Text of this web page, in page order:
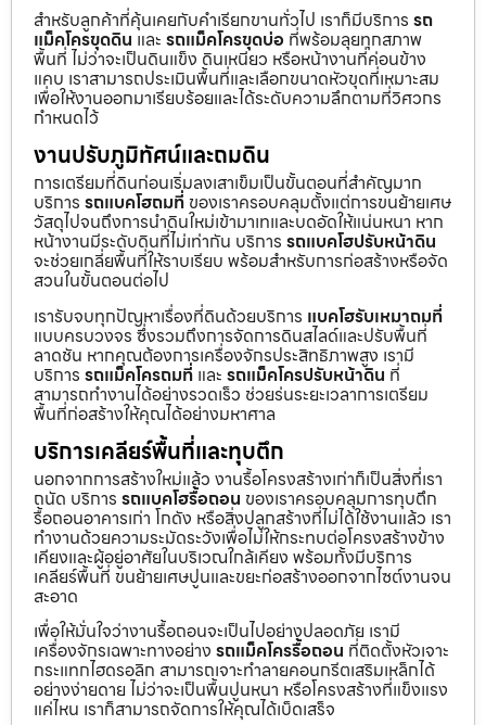
สำหรับลูกค้าที่คุ้นเคยกับคำเรียกขานทั่วไป เราก็มีบริการ รถ
แม็คโครขุดดิน และ รถแม็คโครขุดบ่อ ที่พร้อมลุยทุกสภาพ
พื้นที่ ไม่ว่าจะเป็นดินแข็ง ดินเหนียว หรือหน้างานที่ค่อนข้าง
แคบ เราสามารถประเมินพื้นที่และเลือกขนาดหัวขุดที่เหมาะสม
เพื่อให้งานออกมาเรียบร้อยและได้ระดับความลึกตามที่วิศวกร
กำหนดไว้
งานปรับภูมิทัศน์และถมดิน
การเตรียมที่ดินก่อนเริ่มลงเสาเข็มเป็นขั้นตอนที่สำคัญมาก
บริการ รถแบคโฮถมที่ ของเราครอบคลุมตั้งแต่การขนย้ายเศษ
วัสดุไปจนถึงการนำดินใหม่เข้ามาเทและบดอัดให้แน่นหนา หาก
หน้างานมีระดับดินที่ไม่เท่ากัน บริการ รถแบคโฮปรับหน้าดิน
จะช่วยเกลี่ยพื้นที่ให้ราบเรียบ พร้อมสำหรับการก่อสร้างหรือจัด
สวนในขั้นตอนต่อไป
เรารับจบทุกปัญหาเรื่องที่ดินด้วยบริการ แบคโฮรับเหมาถมที่
แบบครบวงจร ซึ่งรวมถึงการจัดการดินสไลด์และปรับพื้นที่
ลาดชัน หากคุณต้องการเครื่องจักรประสิทธิภาพสูง เรามี
บริการ รถแม็คโครถมที่ และ รถแม็คโครปรับหน้าดิน ที่
สามารถทำงานได้อย่างรวดเร็ว ช่วยร่นระยะเวลาการเตรียม
พื้นที่ก่อสร้างให้คุณได้อย่างมหาศาล
บริการเคลียร์พื้นที่และทุบตึก
นอกจากการสร้างใหม่แล้ว งานรื้อโครงสร้างเก่าก็เป็นสิ่งที่เรา
ถนัด บริการ รถแบคโฮรื้อถอน ของเราครอบคลุมการทุบตึก
รื้อถอนอาคารเก่า โกดัง หรือสิ่งปลูกสร้างที่ไม่ได้ใช้งานแล้ว เรา
ทำงานด้วยความระมัดระวังเพื่อไม่ให้กระทบต่อโครงสร้างข้าง
เคียงและผู้อยู่อาศัยในบริเวณใกล้เคียง พร้อมทั้งมีบริการ
เคลียร์พื้นที่ ขนย้ายเศษปูนและขยะก่อสร้างออกจากไซต์งานจน
สะอาด
เพื่อให้มั่นใจว่างานรื้อถอนจะเป็นไปอย่างปลอดภัย เรามี
เครื่องจักรเฉพาะทางอย่าง รถแม็คโครรื้อถอน ที่ติดตั้งหัวเจาะ
กระแทกไฮดรอลิก สามารถเจาะทำลายคอนกรีตเสริมเหล็กได้
อย่างง่ายดาย ไม่ว่าจะเป็นพื้นปูนหนา หรือโครงสร้างที่แข็งแรง
แค่ไหน เราก็สามารถจัดการให้คุณได้เบ็ดเสร็จ